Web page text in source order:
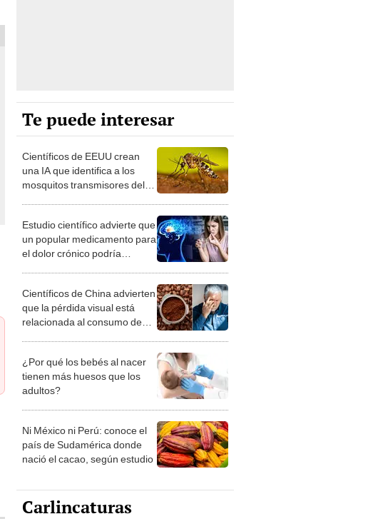
Te puede interesar
Científicos de EEUU crean
una IA que identifica a los
mosquitos transmisores del
Estudio científico advierte que
un popular medicamento para
el dolor crónico podría
Científicos de China advierten
que la pérdida visual está
relacionada al consumo de
¿Por qué los bebés al nacer
tienen más huesos que los
adultos?
Ni México ni Perú: conoce el
país de Sudamérica donde
nació el cacao, según estudio
Carlincaturas